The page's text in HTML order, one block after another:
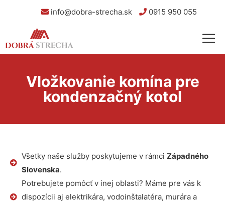
info@dobra-strecha.sk 0915 950 055
Vložkovanie komína pre
kondenzačný kotol
Všetky naše služby poskytujeme v rámci Západného
Slovenska.
Potrebujete pomôcť v inej oblasti? Máme pre vás k
dispozícii aj elektrikára, vodoinštalatéra, murára a